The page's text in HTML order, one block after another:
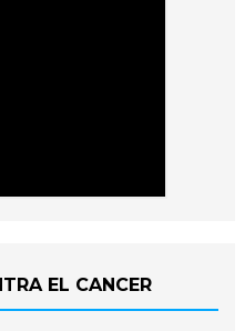
EL CANCER